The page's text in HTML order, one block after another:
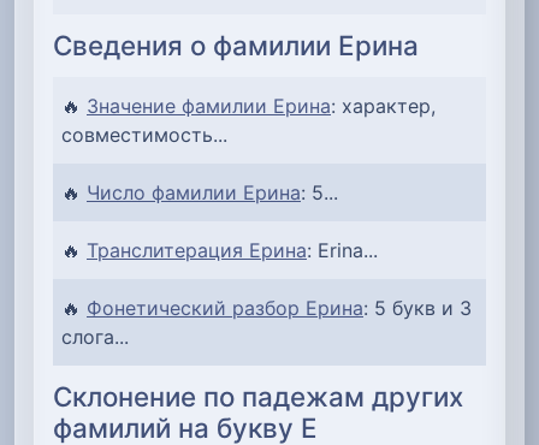
Сведения о фамилии Ерина
🔥 Значение фамилии Ерина: характер,
совместимость...
🔥 Число фамилии Ерина: 5...
🔥 Транслитерация Ерина: Erina...
🔥 Фонетический разбор Ерина: 5 букв и 3
слога...
Склонение по падежам других
фамилий на букву Е